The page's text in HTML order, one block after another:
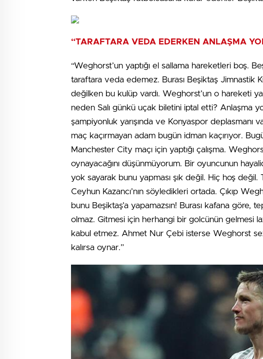
“TARAFTARA VEDA EDERKEN ANLAŞMA
“Weghorst’un yaptığı el sallama hareketleri boş.
taraftara veda edemez. Burası Beşiktaş Jimnastik
değilken bu kulüp vardı. Weghorst’un o hareketi
neden Salı günkü uçak biletini iptal etti? Anlaşma
şampiyonluk yarışında ve Konyaspor deplasmanı
maç kaçırmayan adam bugün idman kaçırıyor.
Manchester City maçı için yaptığı çalışma.
oynayacağını düşünmüyorum. Bir oyuncunun
yok sayarak bunu yapması şık değil. Hiç hoş
Ceyhun Kazancı’nın söyledikleri ortada. Çıkıp
bunu Beşiktaş’a yapamazsın! Burası kafana göre,
olmaz. Gitmesi için herhangi bir golcünün gelmesi
kabul etmez. Ahmet Nur Çebi isterse Weghorst
kalırsa oynar.”